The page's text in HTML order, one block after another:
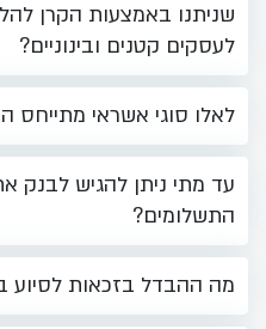
שניתנו באמצעות הקרן
לעסקים קטנים ובינוניים?
לאלו סוגי אשראי מתייחס
עד מתי ניתן להגיש לבנק
התשלומים?
מה ההבדל בזכאות לסיוע